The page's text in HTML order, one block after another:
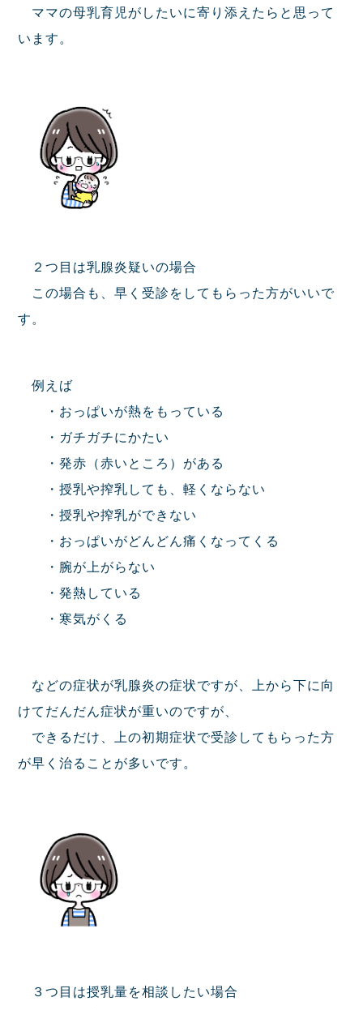
ママの母乳育児がしたいに寄り添えたらと思って
います。
２つ目は乳腺炎疑いの場合
この場合も、早く受診をしてもらった方がいいで
す。
例えば
・おっぱいが熱をもっている
・ガチガチにかたい
・発赤（赤いところ）がある
・授乳や搾乳しても、軽くならない
・授乳や搾乳ができない
・おっぱいがどんどん痛くなってくる
・腕が上がらない
・発熱している
・寒気がくる
などの症状が乳腺炎の症状ですが、上から下に向
けてだんだん症状が重いのですが、
できるだけ、上の初期症状で受診してもらった方
が早く治ることが多いです。
３つ目は授乳量を相談したい場合